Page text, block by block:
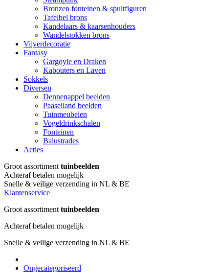
Bronzen fonteinen & spuitfiguren
Tafelbel brons
Kandelaars & kaarsenhouders
Wandelstokken brons
Vijverdecoratie
Fantasy
Gargoyle en Draken
Kabouters en Laven
Sokkels
Diversen
Dennenappel beelden
Paaseiland beelden
Tuinmeubelen
Vogeldrinkschalen
Fonteinen
Balustrades
Acties
Groot assortiment tuinbeelden
Achteraf betalen mogelijk
Snelle & veilige verzending in NL & BE
Klantenservice
Groot assortiment tuinbeelden
Achteraf betalen mogelijk
Snelle & veilige verzending in NL & BE
Ongecategoriseerd